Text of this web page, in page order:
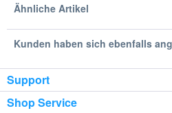
Ähnliche Artikel
Kunden haben sich ebenfalls
Support
Shop Service